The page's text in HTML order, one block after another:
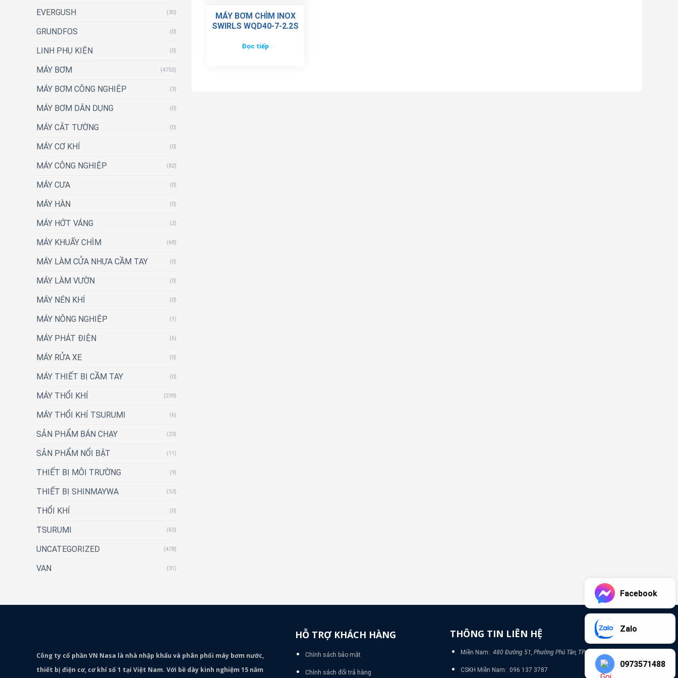
EVERGUSH (30)
GRUNDFOS (0)
LINH PHỤ KIỆN (0)
MÁY BƠM (4755)
MÁY BƠM CÔNG NGHIỆP (3)
MÁY BƠM DÂN DỤNG (0)
MÁY CẮT TƯỜNG (0)
MÁY CƠ KHÍ (0)
MÁY CÔNG NGHIỆP (82)
MÁY CƯA (0)
MÁY HÀN (0)
MÁY HỚT VÁNG (2)
MÁY KHUẤY CHÌM (68)
MÁY LÀM CỬA NHỰA CẦM TAY (0)
MÁY LÀM VƯỜN (0)
MÁY NÉN KHÍ (0)
MÁY NÔNG NGHIỆP (1)
MÁY PHÁT ĐIỆN (6)
MÁY RỬA XE (0)
MÁY THIẾT BỊ CẦM TAY (0)
MÁY THỔI KHÍ (239)
MÁY THỔI KHÍ TSURUMI (6)
SẢN PHẨM BÁN CHẠY (23)
SẢN PHẨM NỔI BẬT (11)
THIẾT BỊ MÔI TRƯỜNG (9)
THIẾT BỊ SHINMAYWA (53)
THỔI KHÍ (0)
TSURUMI (63)
UNCATEGORIZED (478)
VAN (31)
MÁY BƠM CHÌM INOX
SWIRLS WQD40-7-2.2S
Đọc tiếp
Công ty cổ phần VN Nasa là nhà nhập khẩu và phân phối máy bơm nước,
thiết bị điện cơ, cơ khí số 1 tại Việt Nam. Với bề dày kinh nghiệm 15 năm
HỖ TRỢ KHÁCH HÀNG
Chính sách bảo mật
Chính sách đổi trả hàng
THÔNG TIN LIÊN HỆ
Miền Nam: 480 Đường 51, Phường Phú Tân, TP Bình Dương
CSKH Miền Nam: 096 137 3787
Facebook
Zalo
0973571488